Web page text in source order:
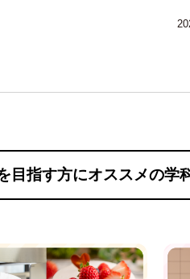
目指す方にオススメの学